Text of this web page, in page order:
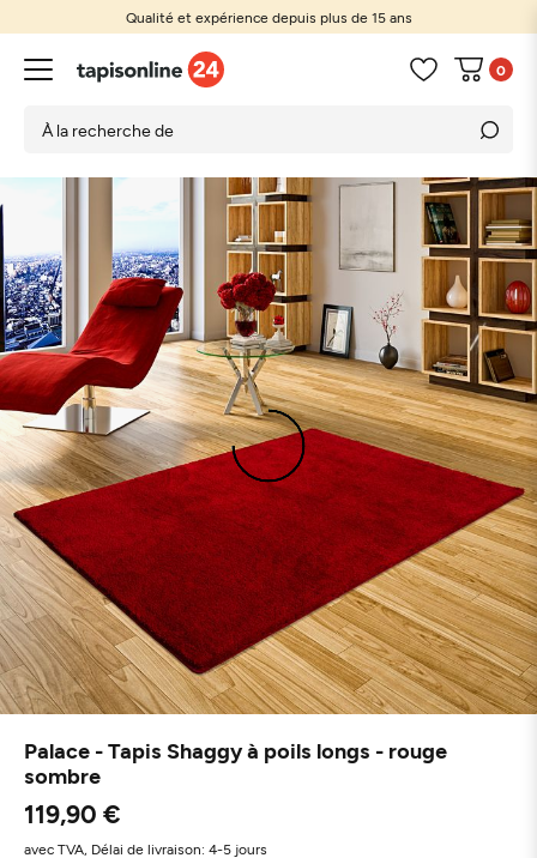
Qualité et expérience depuis plus de 15 ans
0
Palace - Tapis Shaggy à poils longs - rouge
sombre
119,90 €
avec TVA, Délai de livraison: 4-5 jours